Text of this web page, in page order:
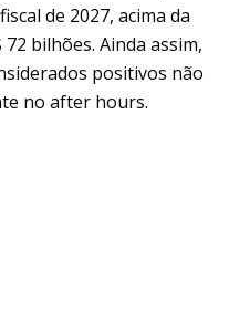
de 2027, acima da
bilhões. Ainda assim,
positivos não
no after hours.